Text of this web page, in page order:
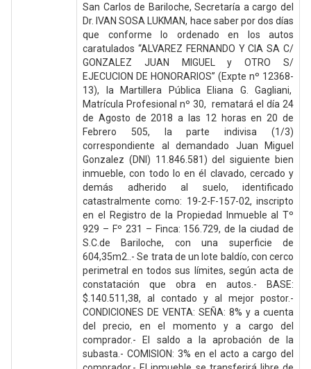
San Carlos de Bariloche, Secretaría a cargo del
Dr. IVAN SOSA LUKMAN, hace saber por dos días
que conforme lo ordenado en los autos
caratulados “ALVAREZ FERNANDO Y CIA SA C/
GONZALEZ JUAN MIGUEL y OTRO S/
EJECUCION DE HONORARIOS” (Expte nº 12368-
13), la Martillera Pública Eliana G. Gagliani,
Matrícula Profesional nº 30, rematará el día 24
de Agosto de 2018 a las 12 horas en 20 de
Febrero 505, la parte indivisa (1/3)
correspondiente al demandado Juan Miguel
Gonzalez (DNI) 11.846.581) del siguiente bien
inmueble, con todo lo en él clavado, cercado y
demás adherido al suelo, identificado
catastralmente como: 19-2-F-157-02, inscripto
en el Registro de la Propiedad Inmueble al Tº
929 – Fº 231 – Finca: 156.729, de la ciudad de
S.C.de Bariloche, con una superficie de
604,35m2..- Se trata de un lote baldío, con cerco
perimetral en todos sus límites, según acta de
constatación que obra en autos.- BASE:
$.140.511,38, al contado y al mejor postor.-
CONDICIONES DE VENTA: SEÑA: 8% y a cuenta
del precio, en el momento y a cargo del
comprador.- El saldo a la aprobación de la
subasta.- COMISION: 3% en el acto a cargo del